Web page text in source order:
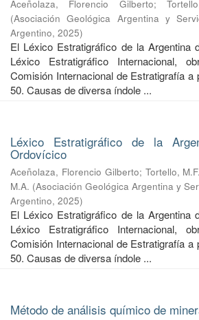
Aceñolaza, Florencio Gilberto;
(Asociación Geológica Argentina y
Argentino, 2025)
El Léxico Estratigráfico de la Argentina
Léxico Estratigráfico Internacional,
Comisión Internacional de Estratigrafía a
50. Causas de diversa índole ...
Léxico Estratigráfico de la
Ordovícico
Aceñolaza, Florencio Gilberto; Tortello, M.F.
M.A. (Asociación Geológica Argentina y
Argentino, 2025)
El Léxico Estratigráfico de la Argentina
Léxico Estratigráfico Internacional,
Comisión Internacional de Estratigrafía a
50. Causas de diversa índole ...
Método de análisis químico de